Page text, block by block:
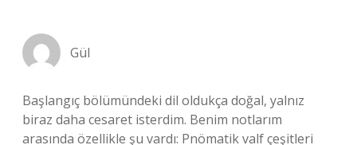
Gül
Başlangıç bölümündeki dil oldukça doğal, yalnız
biraz daha cesaret isterdim. Benim notlarım
arasında özellikle şu vardı: Pnömatik valf çeşitleri